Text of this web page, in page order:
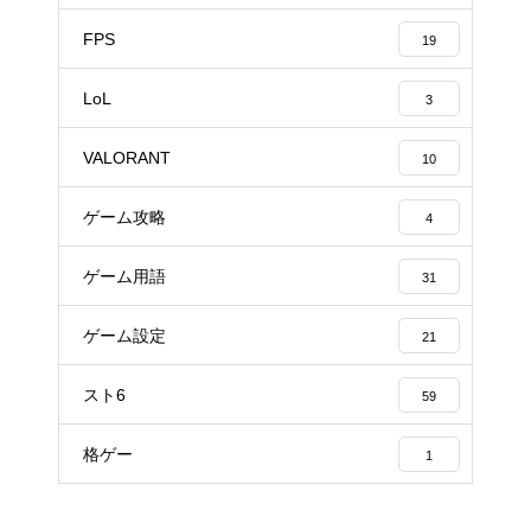
FPS 19
LoL 3
VALORANT 10
ゲーム攻略 4
ゲーム用語 31
ゲーム設定 21
スト6 59
格ゲー 1